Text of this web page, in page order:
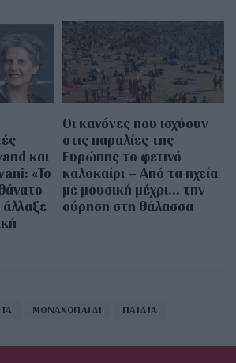
και
«Το
Οι κανόνες που ισχύουν
στις παραλίες της
Ευρώπης το φετινό
καλοκαίρι – Από τα ηχεία
με μουσική μέχρι… την
ούρηση στη θάλασσα
ΜΟΝΑΧΟΠΑΙΔΙ ΠΑΙΔΙΑ